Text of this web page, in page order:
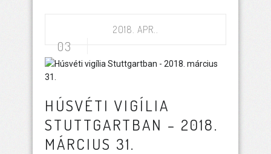
2018. APR..
03
HÚSVÉTI VIGÍLIA
STUTTGARTBAN – 2018.
MÁRCIUS 31.